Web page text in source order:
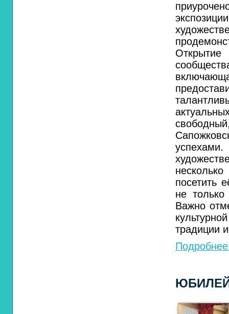
Открытие
посетить
не
Важно
традиции